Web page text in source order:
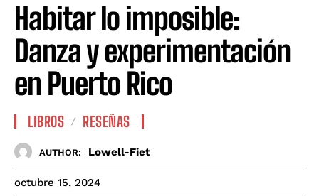
Habitar lo imposible:
Danza y experimentación
en Puerto Rico
LIBROS RESEÑAS
AUTHOR: Lowell-Fiet
octubre 15, 2024